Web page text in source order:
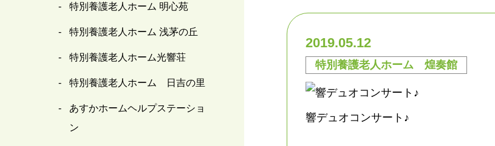
特別養護老人ホーム 明心苑
特別養護老人ホーム 浅茅の丘
特別養護老人ホーム光響荘
特別養護老人ホーム 日吉の里
あすかホームヘルプステーショ
ン
2019.05.12
特別養護老人ホーム 煌奏館
響デュオコンサート♪